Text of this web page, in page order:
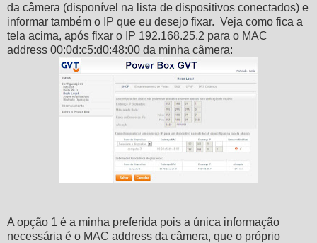
da câmera (disponível na lista de dispositivos conectados) e
informar também o IP que eu desejo fixar. Veja como fica a
tela acima, após fixar o IP 192.168.25.2 para o MAC
address 00:0d:c5:d0:48:00 da minha câmera:
A opção 1 é a minha preferida pois a única informação
necessária é o MAC address da câmera, que o próprio